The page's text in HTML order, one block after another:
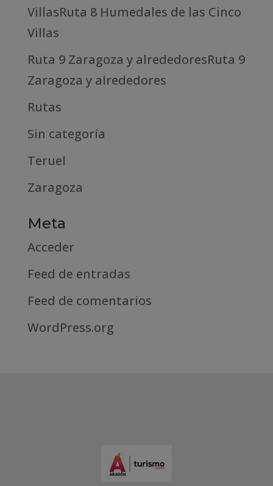
VillasRuta 8 Humedales de las Cinco
Villas
Ruta 9 Zaragoza y alrededoresRuta 9
Zaragoza y alrededores
Rutas
Sin categoría
Teruel
Zaragoza
Meta
Acceder
Feed de entradas
Feed de comentarios
WordPress.org